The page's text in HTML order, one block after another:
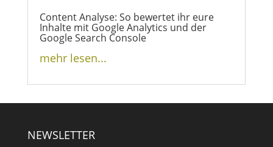
Content Analyse: So bewertet ihr eure
Inhalte mit Google Analytics und der
Google Search Console
mehr lesen...
NEWSLETTER